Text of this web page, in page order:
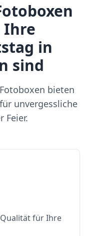
in
sind
bieten
unvergessliche
Feier.
für Ihre